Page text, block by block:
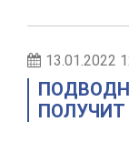
13.01.2022
ПОЛУЧИТ